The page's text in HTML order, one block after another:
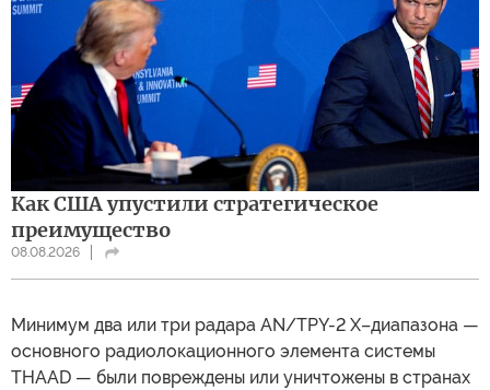
Как США упустили стратегическое
преимущество
08.08.2026
Минимум два или три радара AN/TPY-2 X–диапазона —
основного радиолокационного элемента системы
THAAD — были повреждены или уничтожены в странах